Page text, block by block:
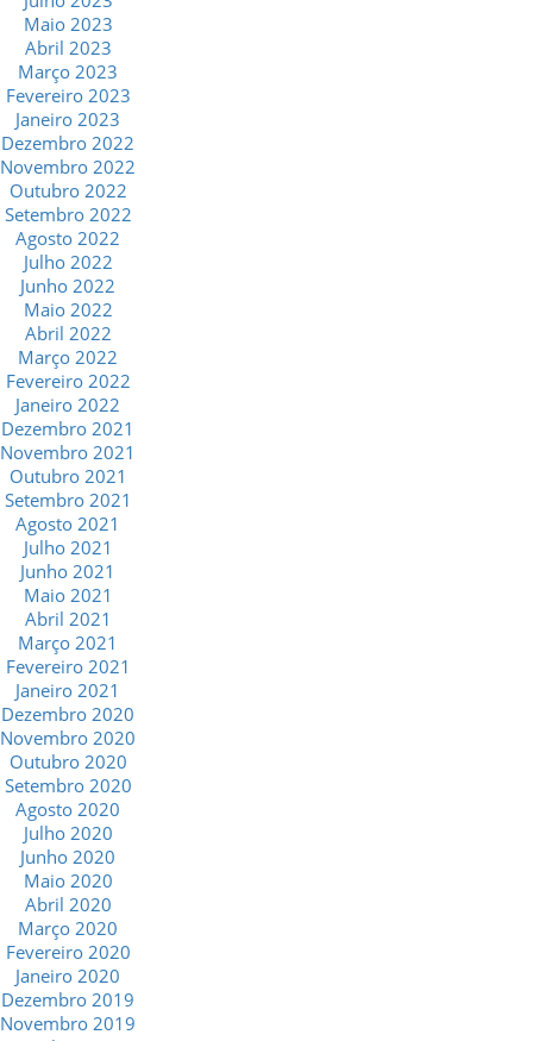
Maio 2023
Abril 2023
Março 2023
Fevereiro 2023
Janeiro 2023
Dezembro 2022
Novembro 2022
Outubro 2022
Setembro 2022
Agosto 2022
Julho 2022
Junho 2022
Maio 2022
Abril 2022
Março 2022
Fevereiro 2022
Janeiro 2022
Dezembro 2021
Novembro 2021
Outubro 2021
Setembro 2021
Agosto 2021
Julho 2021
Junho 2021
Maio 2021
Abril 2021
Março 2021
Fevereiro 2021
Janeiro 2021
Dezembro 2020
Novembro 2020
Outubro 2020
Setembro 2020
Agosto 2020
Julho 2020
Junho 2020
Maio 2020
Abril 2020
Março 2020
Fevereiro 2020
Janeiro 2020
Dezembro 2019
Novembro 2019